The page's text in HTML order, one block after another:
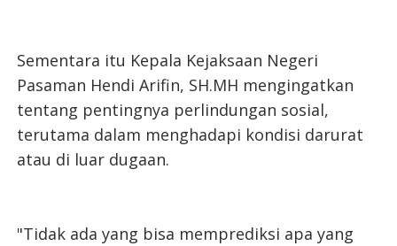
Sementara itu Kepala Kejaksaan Negeri
Pasaman Hendi Arifin, SH.MH mengingatkan
tentang pentingnya perlindungan sosial,
terutama dalam menghadapi kondisi darurat
atau di luar dugaan.
"Tidak ada yang bisa memprediksi apa yang